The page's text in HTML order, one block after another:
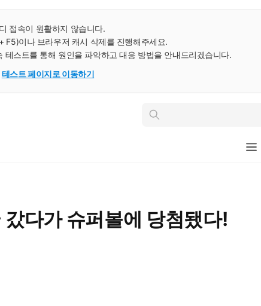
접속이 원활하지 않습니다.
F5)이나 브라우저 캐시 삭제를 진행해주세요.
테스트를 통해 원인을 파악하고 대응 방법을 안내드리겠습니다.
테스트 페이지로 이동하기
인
다가 슈퍼볼에 당첨됐다!